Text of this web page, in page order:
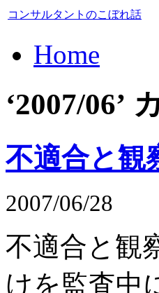
コンサルタントのこぼれ話
Home
‘2007/06’
不適合と観
2007/06/28
不適合と観
けを監査中